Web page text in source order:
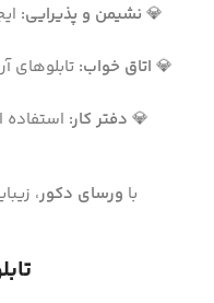
💎 نشیمن و پذیرایی:
💎 اتاق خواب:
💎 دفتر کار: استفاده
با ورسای دکور،